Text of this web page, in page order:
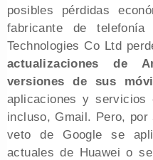
posibles pérdidas
fabricante de
Technologies Co Ltd
actualizaciones de
versiones de sus
aplicaciones y servicios
incluso, Gmail. Pero,
veto de Google se
actuales de Huawei o